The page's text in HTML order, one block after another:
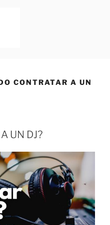
CONTRATAR A UN
UN DJ?